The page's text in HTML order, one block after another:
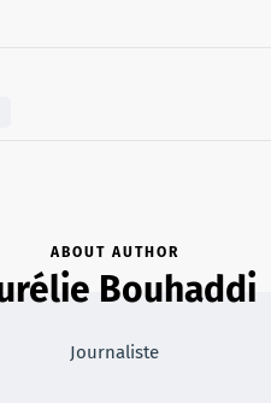
ABOUT AUTHOR
Bouhaddi
Journaliste